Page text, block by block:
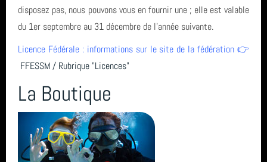
Calendrier
Horaire des marées
Espace privé GAP - Encadrants et Directeurs de plongée 🐠
Catégories
disposez pas, nous pouvons vous en fournir une ; elle est valable
du 1er septembre au 31 décembre de l'année suivante.
Licence Fédérale : informations sur le site de la fédération 👉
FFESSM / Rubrique "Licences"
La Boutique